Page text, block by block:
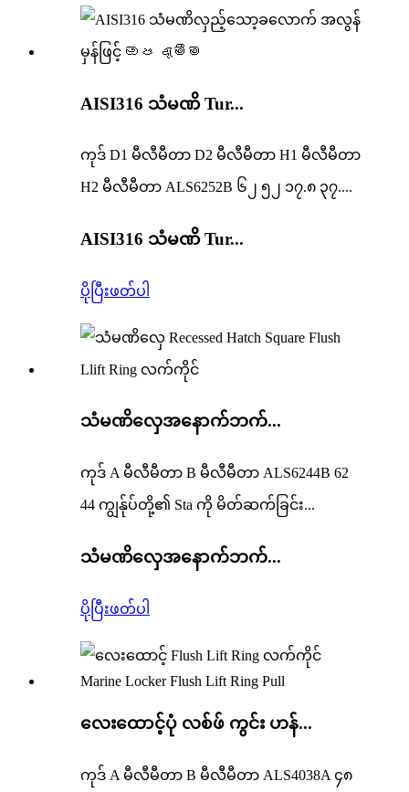
AISI316 သံမဏိ Tur...
ကုဒ် D1 မီလီမီတာ D2 မီလီမီတာ H1 မီလီမီတာ
H2 မီလီမီတာ ALS6252B ၆၂ ၅၂ ၁၇.၈ ၃၇....
AISI316 သံမဏိ Tur...
ပိုပြီးဖတ်ပါ
သံမဏိလှေအနောက်ဘက်...
ကုဒ် A မီလီမီတာ B မီလီမီတာ ALS6244B 62
44 ကျွန်ုပ်တို့၏ Sta ကို မိတ်ဆက်ခြင်း...
သံမဏိလှေအနောက်ဘက်...
ပိုပြီးဖတ်ပါ
လေးထောင့်ပုံ လစ်ဖ် ကွင်း ဟန်...
ကုဒ် A မီလီမီတာ B မီလီမီတာ ALS4038A ၄၈